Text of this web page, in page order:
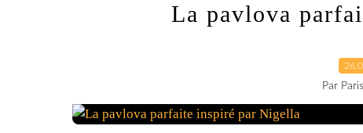
La pavlova
Par